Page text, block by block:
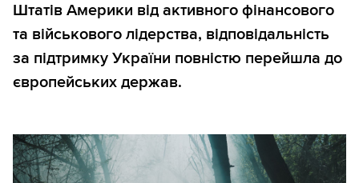
Штатів Америки від активного фінансового
та військового лідерства, відповідальність
за підтримку України повністю перейшла до
європейських держав.